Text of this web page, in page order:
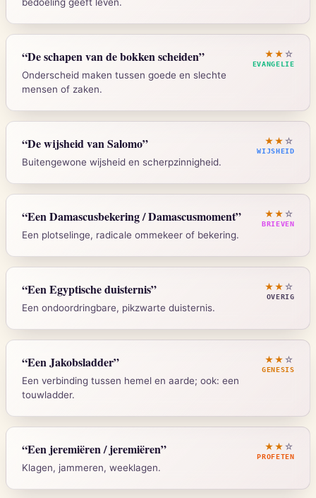
“De schapen van de bokken scheiden”
Onderscheid maken tussen goede en slechte
mensen of zaken.
★★ ☆
EVANGELIE
“De wijsheid van Salomo”
Buitengewone wijsheid en scherpzinnigheid.
★★ ☆
WIJSHEID
“Een Damascusbekering / Damascusmoment”
Een plotselinge, radicale ommekeer of bekering.
★★ ☆
BRIEVEN
“Een Egyptische duisternis”
Een ondoordringbare, pikzwarte duisternis.
★★ ☆
OVERIG
“Een Jakobsladder”
Een verbinding tussen hemel en aarde; ook: een
touwladder.
★★ ☆
GENESIS
“Een jeremiëren / jeremiëren”
Klagen, jammeren, weeklagen.
★★ ☆
PROFETEN